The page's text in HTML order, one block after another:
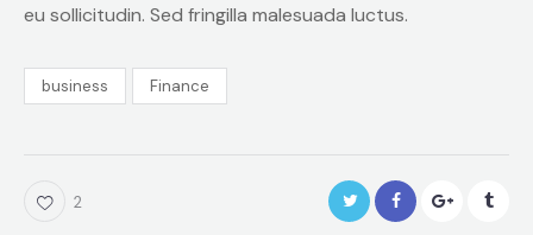
eu sollicitudin. Sed fringilla malesuada luctus.
business Finance
2